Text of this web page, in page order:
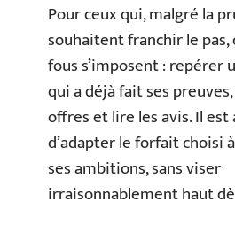
Pour ceux qui, malgré la
souhaitent franchir le pas,
fous s’imposent : repérer
qui a déjà fait ses
offres et lire les avis. Il
d’adapter le forfait choisi
ses ambitions, sans viser
irraisonnablement haut